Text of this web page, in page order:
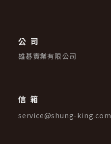
公司
雄碁實業有限公司
信箱
service@shung-king.com